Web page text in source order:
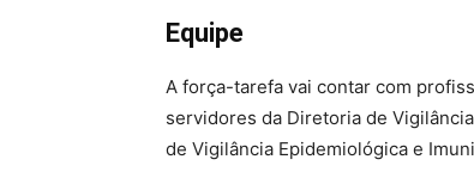
Equipe
A força-tarefa vai contar com
servidores da Diretoria de
de Vigilância Epidemiológica e